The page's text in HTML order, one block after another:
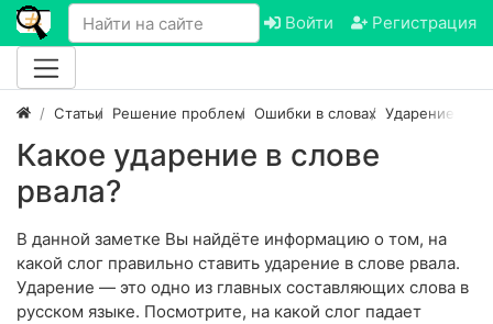
Войти Регистрация
Статьи Решение проблем Ошибки в словах Ударение в
Какое ударение в слове
рвала?
В данной заметке Вы найдёте информацию о том, на
какой слог правильно ставить ударение в слове рвала.
Ударение — это одно из главных составляющих слова в
русском языке. Посмотрите, на какой слог падает